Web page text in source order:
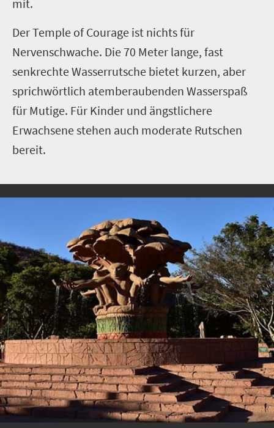
mit.
Der Temple of Courage ist nichts für
Nervenschwache. Die 70 Meter lange, fast
senkrechte Wasserrutsche bietet kurzen, aber
sprichwörtlich atemberaubenden Wasserspaß
für Mutige. Für Kinder und ängstlichere
Erwachsene stehen auch moderate Rutschen
bereit.